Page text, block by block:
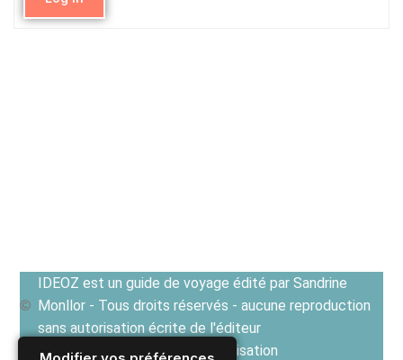
IDEOZ est un guide de voyage édité par Sandrine
Monllor - Tous droits réservés - aucune reproduction
sans autorisation écrite de l'éditeur
Voir les Conditions générales d'utilisation